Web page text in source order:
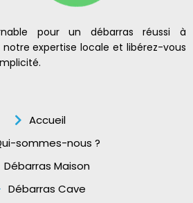
pour un débarras réussi à
expertise locale et libérez-vous
Accueil
sommes-nous ?
Débarras Maison
Débarras Cave